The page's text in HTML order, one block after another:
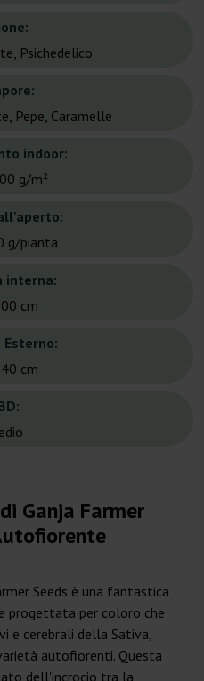
Psichedelico
Pepe, Caramelle
indoor:
g/m²
g/pianta
interna:
cm
cm
Ganja Farmer
Seeds è una fantastica
progettata per coloro che
e cerebrali della Sativa,
autofiorenti. Questa
dell'incrocio tra la